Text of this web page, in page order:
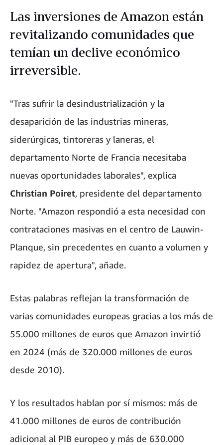
Las inversiones de Amazon están
revitalizando comunidades que
temían un declive económico
irreversible.
"Tras sufrir la desindustrialización y la
desaparición de las industrias mineras,
siderúrgicas, tintoreras y laneras, el
departamento Norte de Francia necesitaba
nuevas oportunidades laborales", explica
Christian Poiret, presidente del departamento
Norte. "Amazon respondió a esta necesidad con
contrataciones masivas en el centro de Lauwin-
Planque, sin precedentes en cuanto a volumen y
rapidez de apertura", añade.
Estas palabras reflejan la transformación de
varias comunidades europeas gracias a los más de
55.000 millones de euros que Amazon invirtió
en 2024 (más de 320.000 millones de euros
desde 2010).
Y los resultados hablan por sí mismos: más de
41.000 millones de euros de contribución
adicional al PIB europeo y más de 630.000